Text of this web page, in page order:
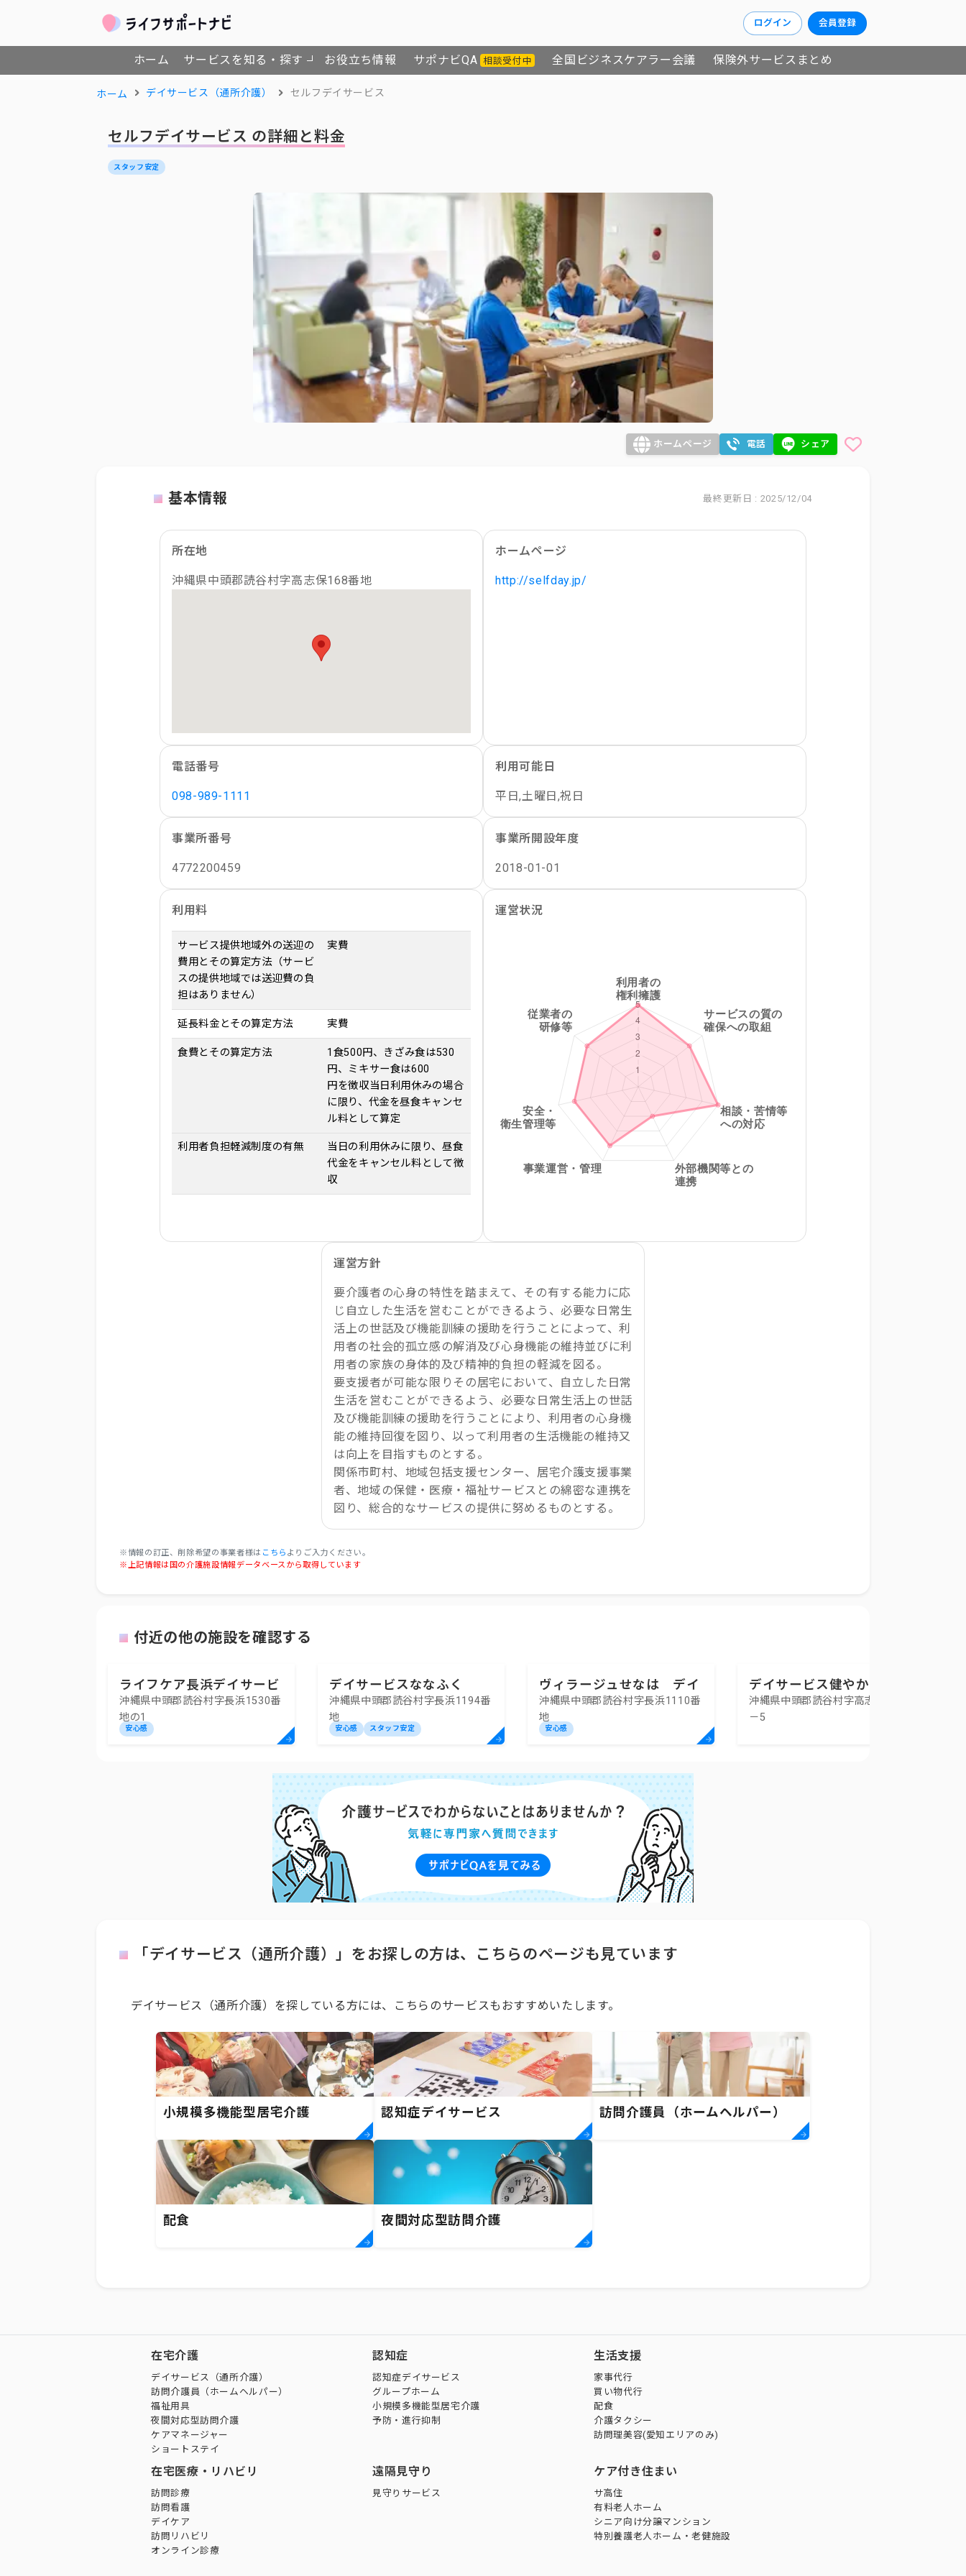
ログイン 会員登録
ホーム サービスを知る・探す お役立ち情報 サポナビQA 相談受付中 全国ビジネスケアラー会議 保険外サービスまとめ
ホーム デイサービス（通所介護） セルフデイサービス
セルフデイサービス の詳細と料金
スタッフ安定
ホームページ 電話 シェア
基本情報 最終更新日 : 2025/12/04
所在地
沖縄県中頭郡読谷村字高志保168番地
ホームページ
http://selfday.jp/
電話番号
098-989-1111
利用可能日
平日,土曜日,祝日
事業所番号
4772200459
事業所開設年度
2018-01-01
利用料
サービス提供地域外の送迎の
費用とその算定方法（サービ
スの提供地域では送迎費の負
担はありません）
実費
延長料金とその算定方法 実費
食費とその算定方法
1食500円、きざみ食は530
円、ミキサー食は600
円を徴収当日利用休みの場合
に限り、代金を昼食キャンセ
ル料として算定
利用者負担軽減制度の有無
当日の利用休みに限り、昼食
代金をキャンセル料として徴
収
運営状況
運営方針
要介護者の心身の特性を踏まえて、その有する能力に応
じ自立した生活を営むことができるよう、必要な日常生
活上の世話及び機能訓練の援助を行うことによって、利
用者の社会的孤立感の解消及び心身機能の維持並びに利
用者の家族の身体的及び精神的負担の軽減を図る。
要支援者が可能な限りその居宅において、自立した日常
生活を営むことができるよう、必要な日常生活上の世話
及び機能訓練の援助を行うことにより、利用者の心身機
能の維持回復を図り、以って利用者の生活機能の維持又
は向上を目指すものとする。
関係市町村、地域包括支援センター、居宅介護支援事業
者、地域の保健・医療・福祉サービスとの綿密な連携を
図り、総合的なサービスの提供に努めるものとする。
※情報の訂正、削除希望の事業者様は こちら よりご入力ください。
※上記情報は国の介護施設情報データベースから取得しています
付近の他の施設を確認する
ライフケア長浜デイサービ
スセンター
沖縄県中頭郡読谷村字長浜1530番
地の1
安心感
デイサービスななふく
沖縄県中頭郡読谷村字長浜1194番
地
安心感 スタッフ安定
ヴィラージュせなは デイ
サービスセンター
沖縄県中頭郡読谷村字長浜1110番
地
安心感
デイサービス健やか
沖縄県中頭郡読谷村字高志保402
－5
「デイサービス（通所介護）」をお探しの方は、こちらのページも見ています
デイサービス（通所介護）を探している方には、こちらのサービスもおすすめいたします。
小規模多機能型居宅介護 認知症デイサービス 訪問介護員（ホームヘルパー）
配食 夜間対応型訪問介護
在宅介護
デイサービス（通所介護）
訪問介護員（ホームヘルパー）
福祉用具
夜間対応型訪問介護
ケアマネージャー
ショートステイ
認知症
認知症デイサービス
グループホーム
小規模多機能型居宅介護
予防・進行抑制
生活支援
家事代行
買い物代行
配食
介護タクシー
訪問理美容(愛知エリアのみ)
在宅医療・リハビリ
訪問診療
訪問看護
デイケア
訪問リハビリ
オンライン診療
遠隔見守り
見守りサービス
ケア付き住まい
サ高住
有料老人ホーム
シニア向け分譲マンション
特別養護老人ホーム・老健施設